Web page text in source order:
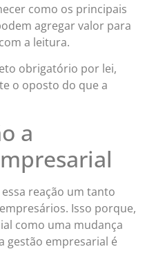
como os principais
agregar valor para
a leitura.
obrigatório por lei,
o oposto do que a
a
reação um tanto
Isso porque,
como uma mudança
gestão empresarial é